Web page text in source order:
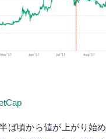
ば頃から値が上がり始